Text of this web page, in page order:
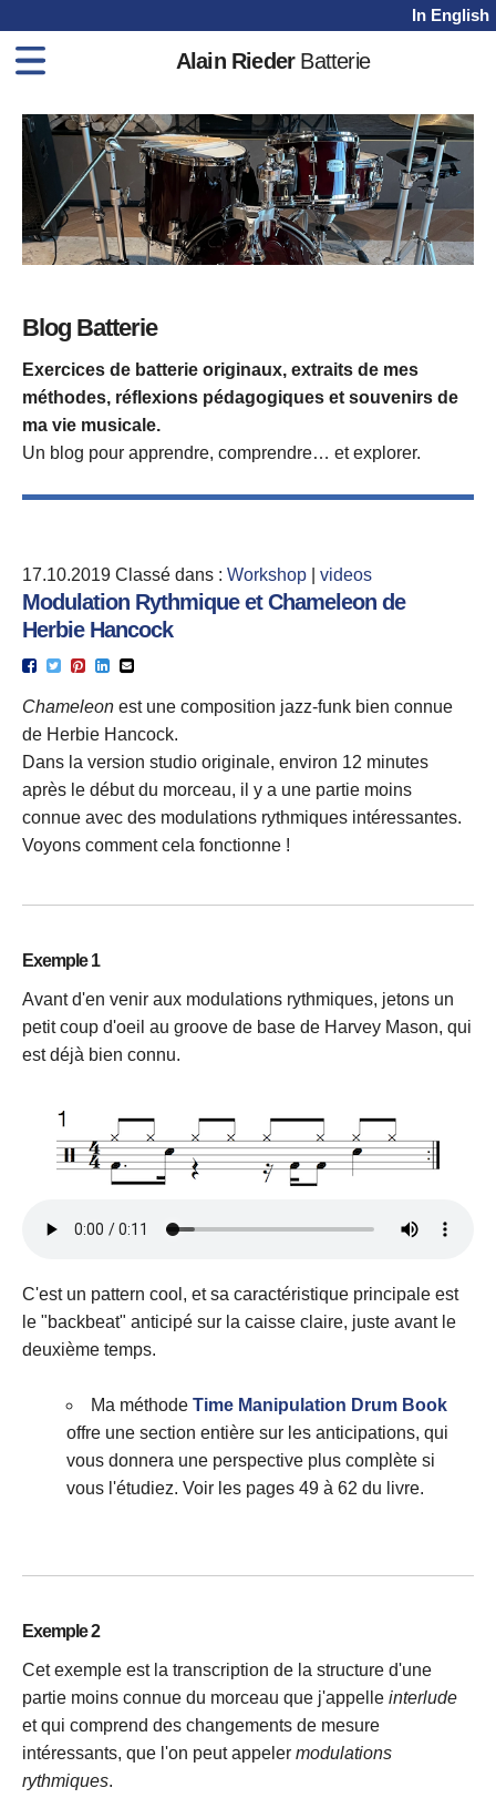
In English
Alain RiederBatterie
Méthodes
Cours
Vidéos
Shop
Contact
Blog Batterie
Exercices de batterie originaux, extraits de mes
méthodes, réflexions pédagogiques et souvenirs de
ma vie musicale.
Un blog pour apprendre, comprendre… et explorer.
17.10.2019 Classé dans : Workshop videos
Modulation Rythmique et Chameleon de
Herbie Hancock
Chameleon est une composition jazz-funk bien connue
de Herbie Hancock.
Dans la version studio originale, environ 12 minutes
après le début du morceau, il y a une partie moins
connue avec des modulations rythmiques intéressantes.
Voyons comment cela fonctionne !
Exemple 1
Avant d'en venir aux modulations rythmiques, jetons un
petit coup d'oeil au groove de base de Harvey Mason, qui
est déjà bien connu.
C'est un pattern cool, et sa caractéristique principale est
le "backbeat" anticipé sur la caisse claire, juste avant le
deuxième temps.
Ma méthode Time Manipulation Drum Book
offre une section entière sur les anticipations, qui
vous donnera une perspective plus complète si
vous l'étudiez. Voir les pages 49 à 62 du livre.
Exemple 2
Cet exemple est la transcription de la structure d'une
partie moins connue du morceau que j'appelle interlude
et qui comprend des changements de mesure
intéressants, que l'on peut appeler modulations
rythmiques.